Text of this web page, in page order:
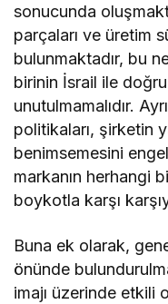
sonucunda
parçaları ve üretim
bulunmaktadır, bu
birinin İsrail ile
unutulmamalıdır.
politikaları, şirketin
benimsemesini
markanın herhangi
boykotla karşı
Buna ek olarak,
önünde
imajı üzerinde etkili